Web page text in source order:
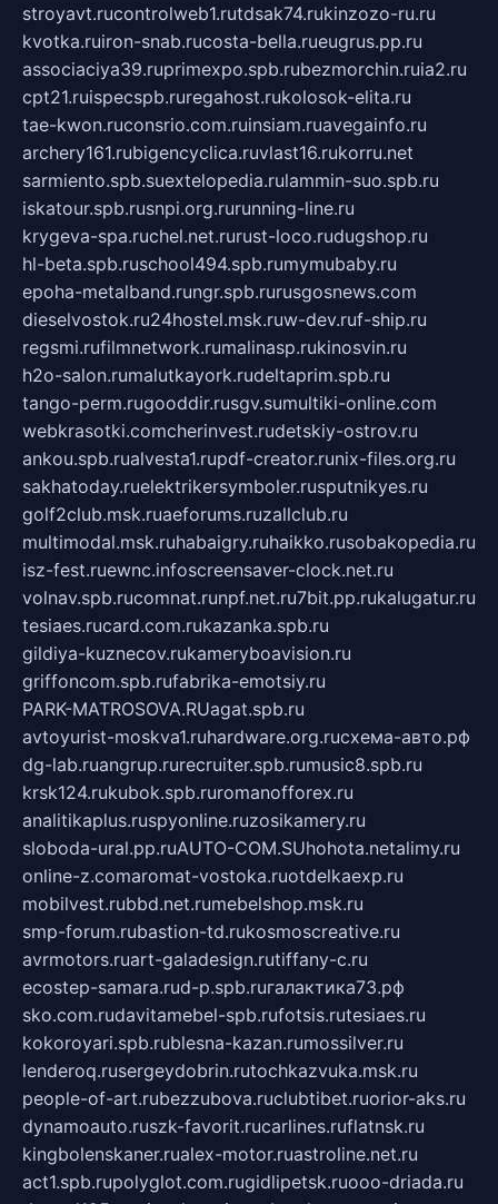
stroyavt.rucontrolweb1.rutdsak74.rukinzozo-ru.ru
kvotka.ruiron-snab.rucosta-bella.rueugrus.pp.ru
associaciya39.ruprimexpo.spb.rubezmorchin.ruia2.ru
cpt21.ruispecspb.ruregahost.rukolosok-elita.ru
tae-kwon.ruconsrio.com.ruinsiam.ruavegainfo.ru
archery161.rubigencyclica.ruvlast16.rukorru.net
sarmiento.spb.suextelopedia.rulammin-suo.spb.ru
iskatour.spb.rusnpi.org.rurunning-line.ru
krygeva-spa.ruchel.net.rurust-loco.rudugshop.ru
hl-beta.spb.ruschool494.spb.rumymubaby.ru
epoha-metalband.rungr.spb.rurusgosnews.com
dieselvostok.ru24hostel.msk.ruw-dev.ruf-ship.ru
regsmi.rufilmnetwork.rumalinasp.rukinosvin.ru
h2o-salon.rumalutkayork.rudeltaprim.spb.ru
tango-perm.rugooddir.rusgv.sumultiki-online.com
webkrasotki.comcherinvest.rudetskiy-ostrov.ru
ankou.spb.rualvesta1.rupdf-creator.runix-files.org.ru
sakhatoday.ruelektrikersymboler.rusputnikyes.ru
golf2club.msk.ruaeforums.ruzallclub.ru
multimodal.msk.ruhabaigry.ruhaikko.rusobakopedia.ru
isz-fest.ruewnc.infoscreensaver-clock.net.ru
volnav.spb.rucomnat.runpf.net.ru7bit.pp.rukalugatur.ru
tesiaes.rucard.com.rukazanka.spb.ru
gildiya-kuznecov.rukameryboavision.ru
griffoncom.spb.rufabrika-emotsiy.ru
PARK-MATROSOVA.RUagat.spb.ru
avtoyurist-moskva1.ruhardware.org.ruсхема-авто.рф
dg-lab.ruangrup.rurecruiter.spb.rumusic8.spb.ru
krsk124.rukubok.spb.ruromanofforex.ru
analitikaplus.ruspyonline.ruzosikamery.ru
sloboda-ural.pp.ruAUTO-COM.SUhohota.netalimy.ru
online-z.comaromat-vostoka.ruotdelkaexp.ru
mobilvest.rubbd.net.rumebelshop.msk.ru
smp-forum.rubastion-td.rukosmoscreative.ru
avrmotors.ruart-galadesign.rutiffany-c.ru
ecostep-samara.rud-p.spb.ruгалактика73.рф
sko.com.rudavitamebel-spb.rufotsis.rutesiaes.ru
kokoroyari.spb.rublesna-kazan.rumossilver.ru
lenderoq.rusergeydobrin.rutochkazvuka.msk.ru
people-of-art.rubezzubova.ruclubtibet.ruorior-aks.ru
dynamoauto.ruszk-favorit.rucarlines.ruflatnsk.ru
kingbolenskaner.rualex-motor.ruastroline.net.ru
act1.spb.rupolyglot.com.rugidlipetsk.ruooo-driada.ru